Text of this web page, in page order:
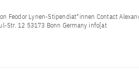
Feodor Lynen-Stipendiat*innen Contact
Str. 12 53173 Bonn Germany info[at